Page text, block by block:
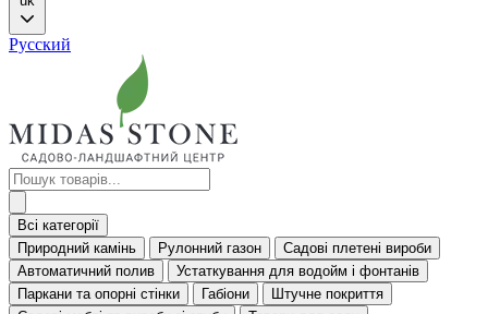
Русский
Всі категорії
Природний камінь
Рулонний газон
Садові плетені вироби
Автоматичний полив
Устаткування для водойм і фонтанів
Паркани та опорні стінки
Габіони
Штучне покриття